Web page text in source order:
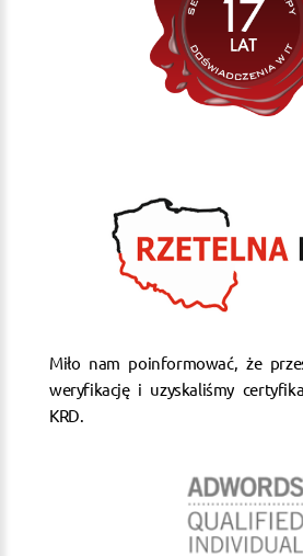
Miło nam poinformować, że
weryfikację i uzyskaliśmy
KRD.